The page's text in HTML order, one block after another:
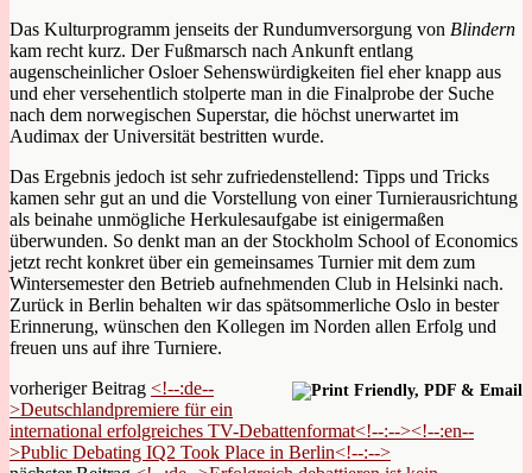
Das Kulturprogramm jenseits der Rundumversorgung von Blindern
kam recht kurz. Der Fußmarsch nach Ankunft entlang
augenscheinlicher Osloer Sehenswürdigkeiten fiel eher knapp aus
und eher versehentlich stolperte man in die Finalprobe der Suche
nach dem norwegischen Superstar, die höchst unerwartet im
Audimax der Universität bestritten wurde.
Das Ergebnis jedoch ist sehr zufriedenstellend: Tipps und Tricks
kamen sehr gut an und die Vorstellung von einer Turnierausrichtung
als beinahe unmögliche Herkulesaufgabe ist einigermaßen
überwunden. So denkt man an der Stockholm School of Economics
jetzt recht konkret über ein gemeinsames Turnier mit dem zum
Wintersemester den Betrieb aufnehmenden Club in Helsinki nach.
Zurück in Berlin behalten wir das spätsommerliche Oslo in bester
Erinnerung, wünschen den Kollegen im Norden allen Erfolg und
freuen uns auf ihre Turniere.
vorheriger Beitrag <!--:de--
>Deutschlandpremiere für ein
international erfolgreiches TV-Debattenformat<!--:--><!--:en--
>Public Debating IQ2 Took Place in Berlin<!--:-->